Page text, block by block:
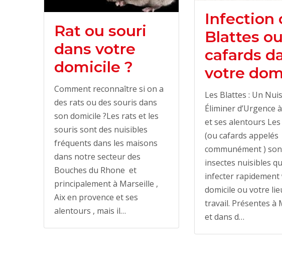
Rat ou souri
dans votre
domicile ?
Comment reconnaître si on a
des rats ou des souris dans
son domicile ?Les rats et les
souris sont des nuisibles
fréquents dans les maisons
dans notre secteur des
Bouches du Rhone et
principalement à Marseille ,
Aix en provence et ses
alentours , mais il…
Infection
Blattes ou
cafards
votre
Les Blattes : Un
Éliminer d’Urgence
et ses alentours
(ou cafards appelés
communément )
insectes nuisibles
infecter rapidement
domicile ou votre
travail. Présentes à
et dans d…